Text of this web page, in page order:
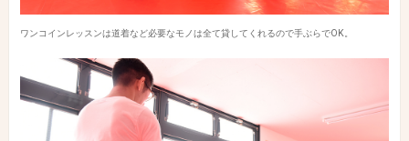
ワンコインレッスンは道着など必要なモノは全て貸してくれるので手ぶらでOK。